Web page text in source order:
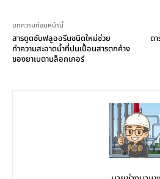
บทความก่อนหน้านี้
สารดูดซับฟลูออรีนชนิดใหม่ช่วย
ทำความสะอาดน้ำที่ปนเปื้อนสารตกค้าง
ของยาเบตาบล็อกเกอร์
ต